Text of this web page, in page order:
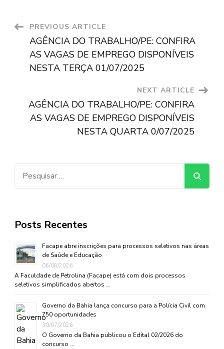
Post
Navigation
PREVIOUS ARTICLE
AGÊNCIA DO TRABALHO/PE: CONFIRA
AS VAGAS DE EMPREGO DISPONÍVEIS
NESTA TERÇA 01/07/2025
NEXT ARTICLE
AGÊNCIA DO TRABALHO/PE: CONFIRA
AS VAGAS DE EMPREGO DISPONÍVEIS
NESTA QUARTA 0/07/2025
Posts Recentes
Facape abre inscrições para processos seletivos nas áreas
de Saúde e Educação
06/08/2026
A Faculdade de Petrolina (Facape) está com dois processos
seletivos simplificados abertos …
Governo da Bahia lança concurso para a Polícia Civil com
750 oportunidades
30/07/2026
O Governo da Bahia publicou o Edital 02/2026 do
concurso …